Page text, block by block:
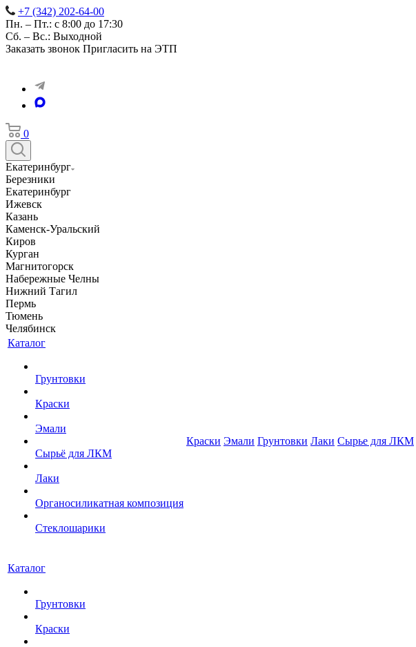
+7 (342) 202-64-00
Пн. – Пт.: с 8:00 до 17:30
Сб. – Вс.: Выходной
Заказать звонок Пригласить на ЭТП
0
Екатеринбург
Березники
Екатеринбург
Ижевск
Казань
Каменск-Уральский
Киров
Курган
Магнитогорск
Набережные Челны
Нижний Тагил
Пермь
Тюмень
Челябинск
Каталог
Грунтовки
Краски
Эмали
Сырьё для ЛКМ
Лаки
Органосиликатная композиция
Стеклошарики
Краски Эмали Грунтовки Лаки Сырье для ЛКМ
Каталог
Грунтовки
Краски